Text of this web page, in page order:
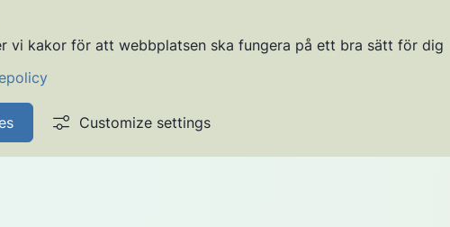
vi kakor för att webbplatsen ska fungera på ett bra sätt för dig
Customize settings